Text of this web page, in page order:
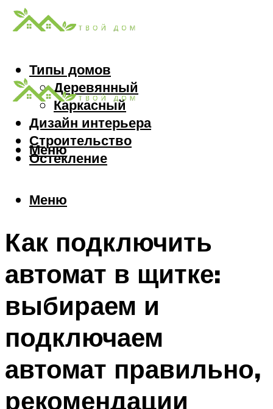
Типы домов
Деревянный
Каркасный
Дизайн интерьера
Строительство
Остекление
Меню
Меню
Как подключить
автомат в щитке:
выбираем и
подключаем
автомат правильно,
рекомендации